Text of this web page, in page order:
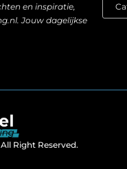
en inspiratie,
Jouw dagelijkse
Right Reserved.